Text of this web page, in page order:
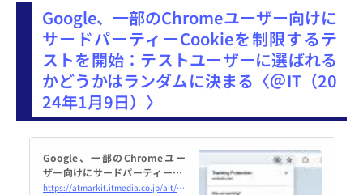
トアで取り扱うとしており、日本
を含めアメリカ以外での取り扱い
については明かされていない。
Google、一部のChromeユーザー向けに
サードパーティーCookieを制限するテ
ストを開始：テストユーザーに選ばれる
かどうかはランダムに決まる〈＠IT（20
24年1月9日）〉
Google、一部のChromeユー
ザー向けにサードパーティーCo
okieを制限するテストを開始 https://atmarkit.itmedia.co.jp/ait/articles/2401/08/news007.html